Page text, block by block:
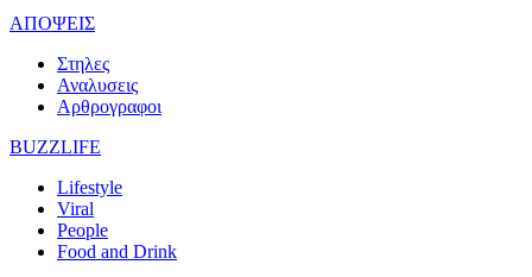
ΑΠΟΨΕΙΣ
Στηλες
Αναλυσεις
Αρθρογραφοι
BUZZLIFE
Lifestyle
Viral
People
Food and Drink